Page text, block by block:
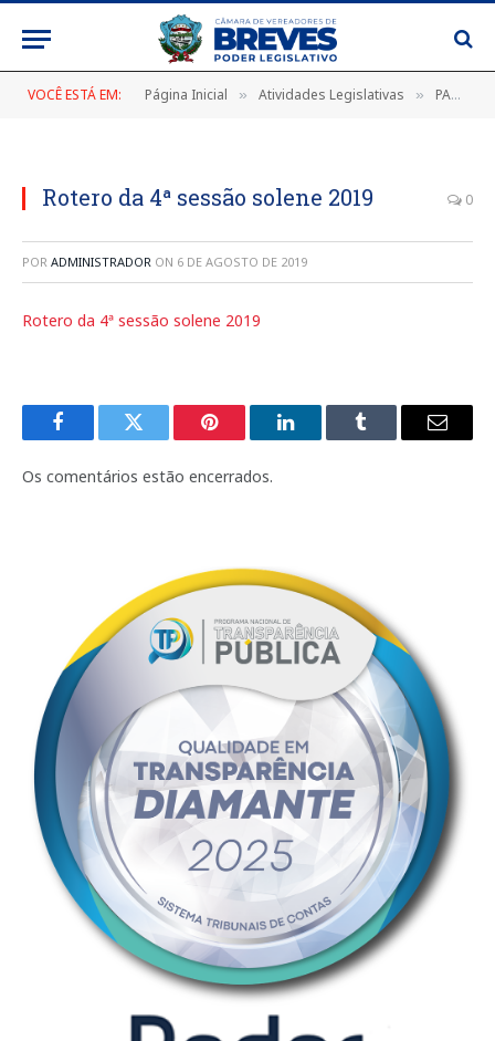
VOCÊ ESTÁ EM: Página Inicial » Atividades Legislativas » PAUTA DA 4ª SESSÃO SOLENE, DE 02 DE AGOSTO DE 2019
Rotero da 4ª sessão solene 2019 0
POR ADMINISTRADOR ON 6 DE AGOSTO DE 2019
Rotero da 4ª sessão solene 2019
FacebookTwitter Pinterest LinkedInTumblr
E-
Os comentários estão encerrados.